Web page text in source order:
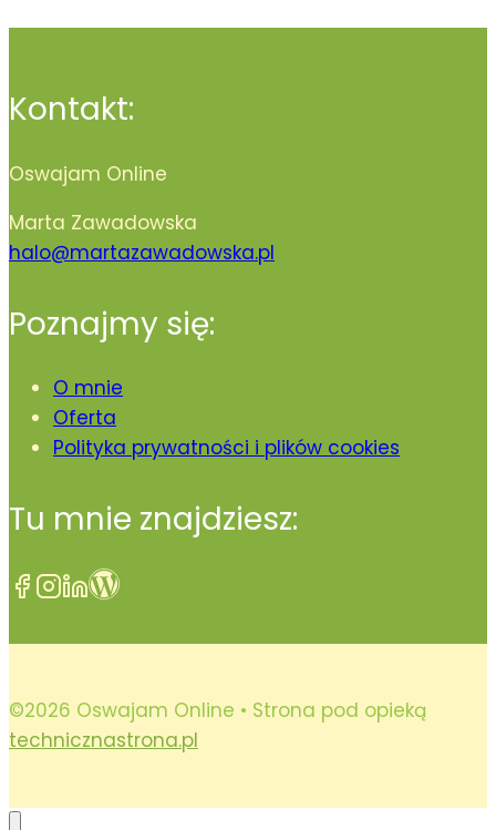
Kontakt:
Oswajam Online
Marta Zawadowska
halo@martazawadowska.pl
Poznajmy się:
O mnie
Oferta
Polityka prywatności i plików cookies
Tu mnie znajdziesz:
©2026 Oswajam Online • Strona pod opieką
technicznastrona.pl